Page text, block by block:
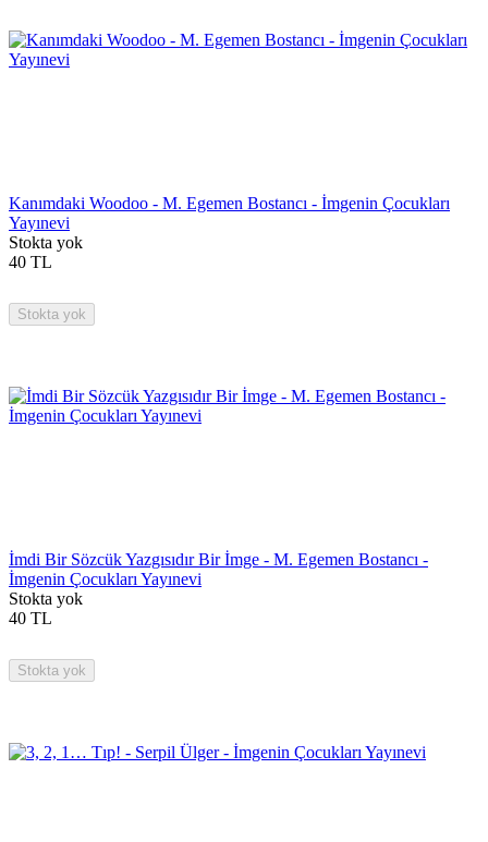
Kanımdaki Woodoo - M. Egemen Bostancı - İmgenin Çocukları
Yayınevi
Stokta yok
40 TL
Stokta yok
İmdi Bir Sözcük Yazgısıdır Bir İmge - M. Egemen Bostancı -
İmgenin Çocukları Yayınevi
Stokta yok
40 TL
Stokta yok